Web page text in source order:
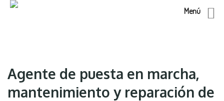
Agente de puesta en marcha,
mantenimiento y reparación de
Menú